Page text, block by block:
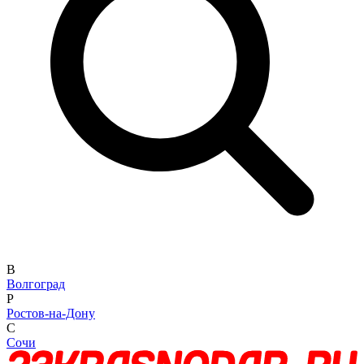
В
Волгоград
Р
Ростов-на-Дону
С
Сочи